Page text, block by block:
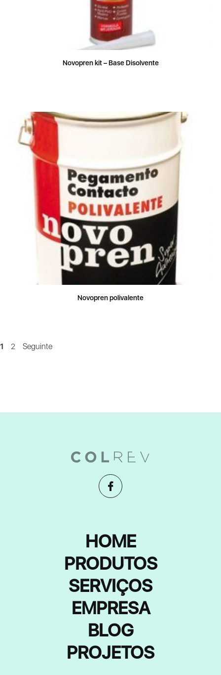
Novopren kit – Base Disolvente
Novopren polivalente
1 2 Seguinte
HOME
PRODUTOS
SERVIÇOS
EMPRESA
BLOG
PROJETOS